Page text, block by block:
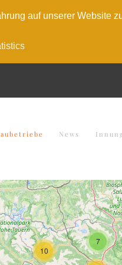
auf unserer Website
News
10
7